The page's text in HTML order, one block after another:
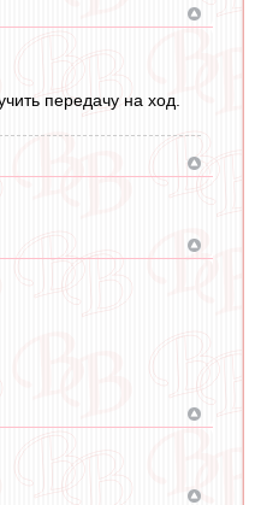
передачу на ход.